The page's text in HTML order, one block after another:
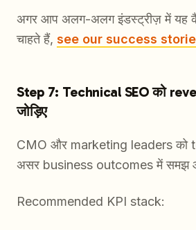
अगर आप अलग-अलग इंडस्ट्रीज़ में यह
चाहते हैं, see our success
Step 7: Technical SEO को
जोड़िए
CMO और marketing leaders को
असर business outcomes में समझ
Recommended KPI stack: